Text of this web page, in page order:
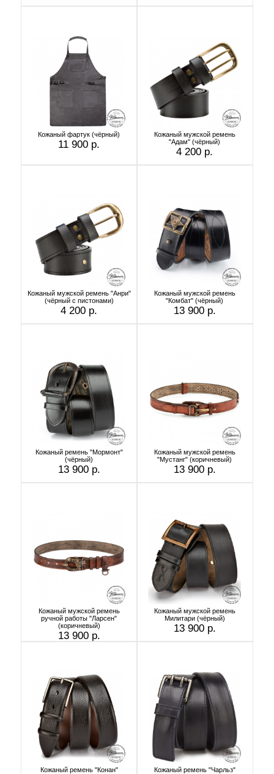
Кожаный фартук (чёрный)
11 900 р.
Кожаный мужской ремень
"Адам" (чёрный)
4 200 р.
Кожаный мужской ремень "Анри"
(чёрный с пистонами)
4 200 р.
Кожаный мужской ремень
"Комбат" (чёрный)
13 900 р.
Кожаный ремень "Мормонт"
(чёрный)
13 900 р.
Кожаный мужской ремень
"Мустанг" (коричневый)
13 900 р.
Кожаный мужской ремень
ручной работы "Ларсен"
(коричневый)
13 900 р.
Кожаный мужской ремень
Милитари (чёрный)
13 900 р.
Кожаный ремень "Конан"
Кожаный ремень "Чарльз"